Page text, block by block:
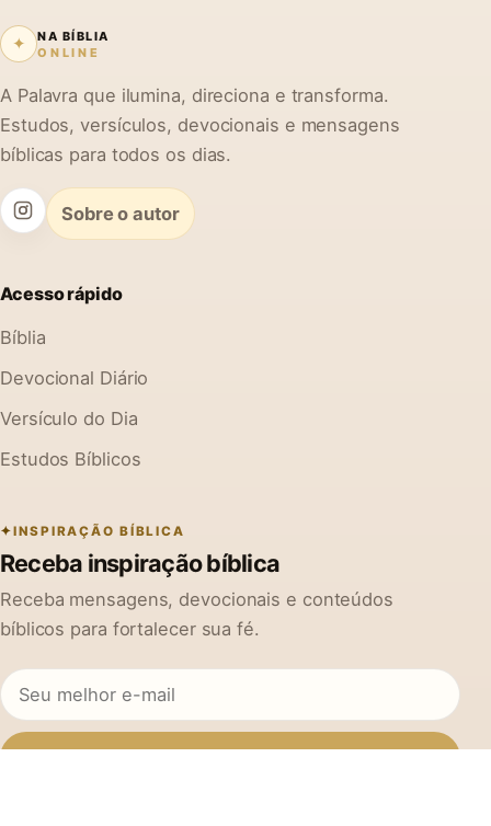
✦
NA BÍBLIA
ONLINE
A Palavra que ilumina, direciona e transforma.
Estudos, versículos, devocionais e mensagens
bíblicas para todos os dias.
Sobre o autor
Acesso rápido
Bíblia
Devocional Diário
Versículo do Dia
Estudos Bíblicos
INSPIRAÇÃO BÍBLICA
Receba inspiração bíblica
Receba mensagens, devocionais e conteúdos
bíblicos para fortalecer sua fé.